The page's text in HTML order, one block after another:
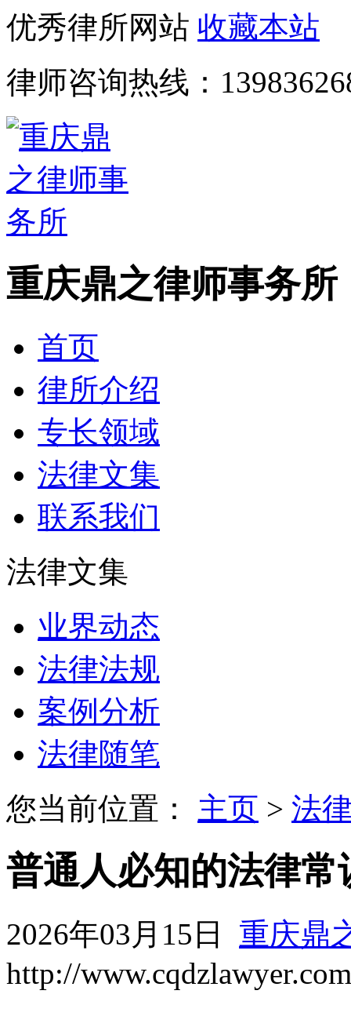
优秀律所网站 收藏本站
律师咨询热线：
重庆鼎之律师事务所
首页
律所介绍
专长领域
法律文集
联系我们
法律文集
业界动态
法律法规
案例分析
法律随笔
您当前位置： 主页 > 法
普通人必知的法律常
2026年03月15日 重庆鼎
http://www.cqdzlawyer.com